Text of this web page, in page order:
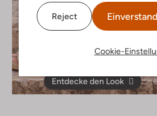
Reject
Cookie-
Entdecke den Look